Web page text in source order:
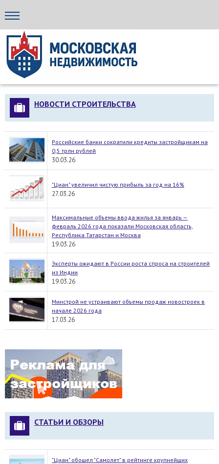
Стройка24
НОВОСТИ СТРОИТЕЛЬСТВА
Российские банки сократили кредиты застройщикам на
0,5 трлн рублей
30.03.26
"Циан" увеличил чистую прибыль за год на 16%
27.03.26
Максимальные объемы ввода жилья за январь —
февраль 2026 года показали Московская область,
Республика Татарстан и Москва
19.03.26
Эксперты ожидают в России роста спроса на строителей
из Индии
19.03.26
Минстрой не устраивают объемы продаж новостроек в
начале 2026 года
17.03.26
СТАТЬИ И ОБЗОРЫ
"Циан" обошел "Самолет" в рейтинге крупнейших